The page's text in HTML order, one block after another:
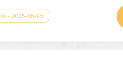
- 2025-06-19